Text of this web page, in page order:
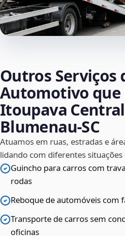
Outros Serviços
Automotivo que
Itoupava
Blumenau‑SC
Atuamos em ruas, estradas e
lidando com diferentes
Guincho para carros com
rodas
Reboque de automóveis com
Transporte de carros sem
oficinas